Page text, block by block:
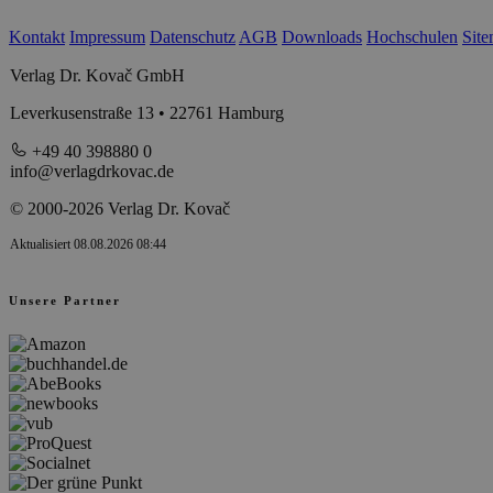
Kontakt Impressum Datenschutz AGB Downloads Hochschulen
Verlag Dr. Kovač GmbH
Leverkusenstraße 13 • 22761 Hamburg
+49 40 398880 0
info@verlagdrkovac.de
© 2000-2026 Verlag Dr. Kovač
Aktualisiert 08.08.2026 08:44
Unsere Partner